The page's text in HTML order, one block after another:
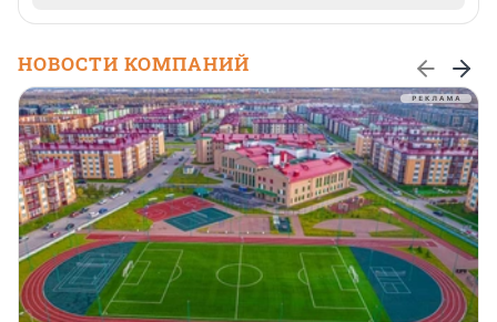
НОВОСТИ КОМПАНИЙ